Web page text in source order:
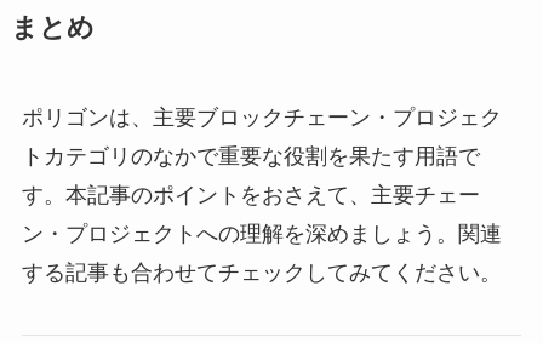
まとめ
ポリゴンは、主要ブロックチェーン・プロジェク
トカテゴリのなかで重要な役割を果たす用語で
す。本記事のポイントをおさえて、主要チェー
ン・プロジェクトへの理解を深めましょう。関連
する記事も合わせてチェックしてみてください。